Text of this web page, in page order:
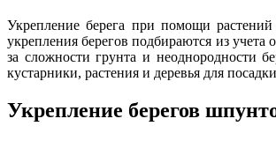
Укрепление берега при помощи
укрепления берегов подбираются из учета
за сложности грунта и неоднородности
кустарники, растения и деревья для
Укрепление берегов